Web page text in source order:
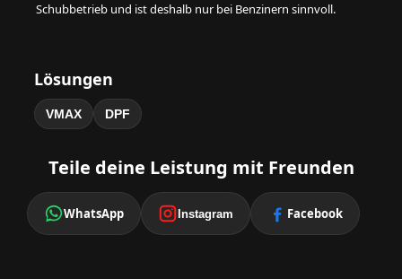
Schubbetrieb und ist deshalb nur bei Benzinern sinnvoll.
Lösungen
VMAX DPF
Teile deine Leistung mit Freunden
WhatsApp Instagram Facebook